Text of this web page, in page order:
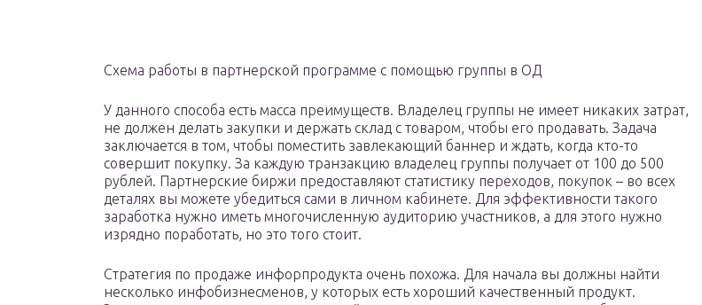
Схема работы в партнерской программе с помощью группы в ОД
У данного способа есть масса преимуществ. Владелец группы не имеет никаких затрат,
не должен делать закупки и держать склад с товаром, чтобы его продавать. Задача
заключается в том, чтобы поместить завлекающий баннер и ждать, когда кто-то
совершит покупку. За каждую транзакцию владелец группы получает от 100 до 500
рублей. Партнерские биржи предоставляют статистику переходов, покупок – во всех
деталях вы можете убедиться сами в личном кабинете. Для эффективности такого
заработка нужно иметь многочисленную аудиторию участников, а для этого нужно
изрядно поработать, но это того стоит.
Стратегия по продаже инфорпродукта очень похожа. Для начала вы должны найти
несколько инфобизнесменов, у которых есть хороший качественный продукт.